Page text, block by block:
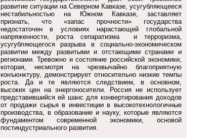
развитие ситуации на Северном Кавказе, усугубляющееся
нестабильностью на Южном Кавказе, заставляет
признать, что «запас прочности» государства
недостаточен в условиях нарастающей глобальной
напряженности, роста сепаратизма и терроризма,
усугубляющегося разрыва в социально-экономическом
развитии между развитыми и отстающими странами и
регионами. Тревожно и состояние российской экономики,
которая, несмотря на чрезвычайно благоприятную
конъюнктуру, демонстрирует относительно низкие темпы
роста. Да и те являются следствием, в основном,
высоких цен на энергоносители. Россия не использует
представившийся ей шанс для конвертирования доходов
от продажи сырья в инвестиции в высокотехнологичные
производства, в образование и науку, которые являются
фундаментом современной экономики, основой
постиндустриального развития.